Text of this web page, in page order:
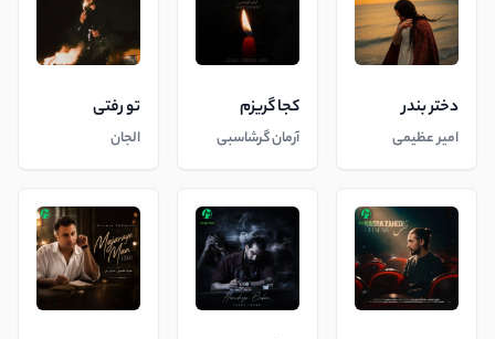
دختر بندر
امیر عظیمی
کجا گریزم
آرمان گرشاسبی
تو رفتی
الجان